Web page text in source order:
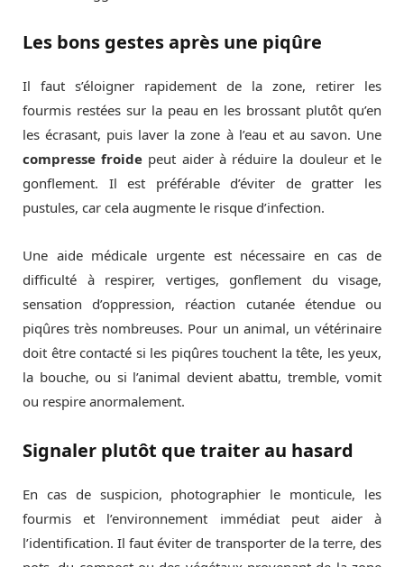
Les bons gestes après une piqûre
Il faut s’éloigner rapidement de la zone, retirer les
fourmis restées sur la peau en les brossant plutôt qu’en
les écrasant, puis laver la zone à l’eau et au savon. Une
compresse froide peut aider à réduire la douleur et le
gonflement. Il est préférable d’éviter de gratter les
pustules, car cela augmente le risque d’infection.
Une aide médicale urgente est nécessaire en cas de
difficulté à respirer, vertiges, gonflement du visage,
sensation d’oppression, réaction cutanée étendue ou
piqûres très nombreuses. Pour un animal, un vétérinaire
doit être contacté si les piqûres touchent la tête, les yeux,
la bouche, ou si l’animal devient abattu, tremble, vomit
ou respire anormalement.
Signaler plutôt que traiter au hasard
En cas de suspicion, photographier le monticule, les
fourmis et l’environnement immédiat peut aider à
l’identification. Il faut éviter de transporter de la terre, des